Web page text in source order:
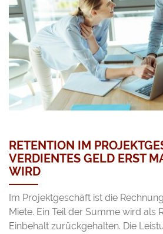
RETENTION IM
VERDIENTES GELD ERST
WIRD
Im Projektgeschäft ist die
Miete. Ein Teil der Summe wird als
Einbehalt zurückgehalten. Die